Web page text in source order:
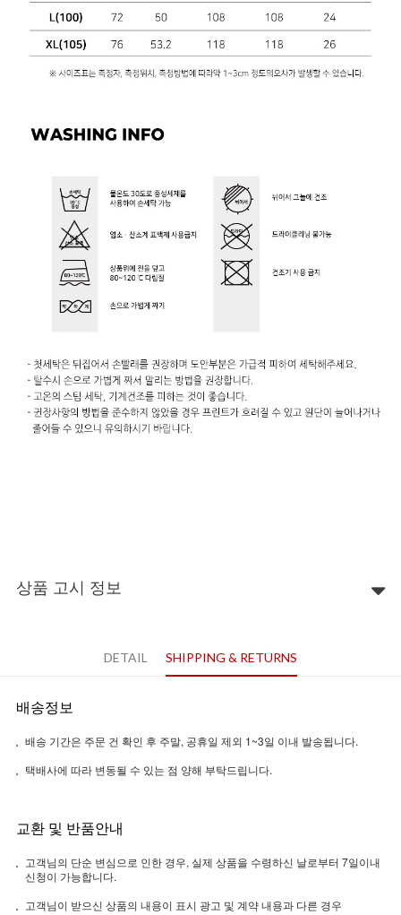
상품 고시 정보
DETAIL SHIPPING & RETURNS
배송정보
배송 기간은 주문 건 확인 후 주말, 공휴일 제외 1~3일 이내 발송됩니다.
택배사에 따라 변동될 수 있는 점 양해 부탁드립니다.
교환 및 반품안내
고객님의 단순 변심으로 인한 경우, 실제 상품을 수령하신 날로부터 7일이내
신청이 가능합니다.
고객님이 받으신 상품의 내용이 표시 광고 및 계약 내용과 다른 경우